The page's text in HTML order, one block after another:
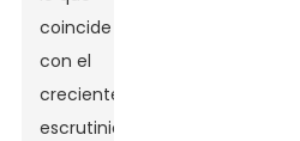
coincide
con el
creciente
escrutinio